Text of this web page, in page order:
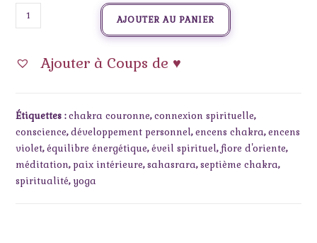
AJOUTER AU PANIER
Ajouter à Coups de ♥
Étiquettes :chakra couronne,connexion spirituelle,
conscience,développement personnel,encens chakra,encens
violet,équilibre énergétique,éveil spirituel,fiore d'oriente,
méditation, paix intérieure,sahasrara,septième chakra,
spiritualité,yoga